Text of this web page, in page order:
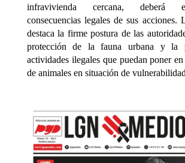
infravivienda cercana, deberá
consecuencias legales de sus acciones.
destaca la firme postura de las
protección de la fauna urbana y la
actividades ilegales que puedan poner
de animales en situación de